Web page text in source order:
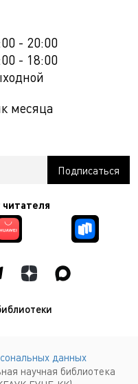
- 20:00
- 18:00
месяца
данных
научная библиотека